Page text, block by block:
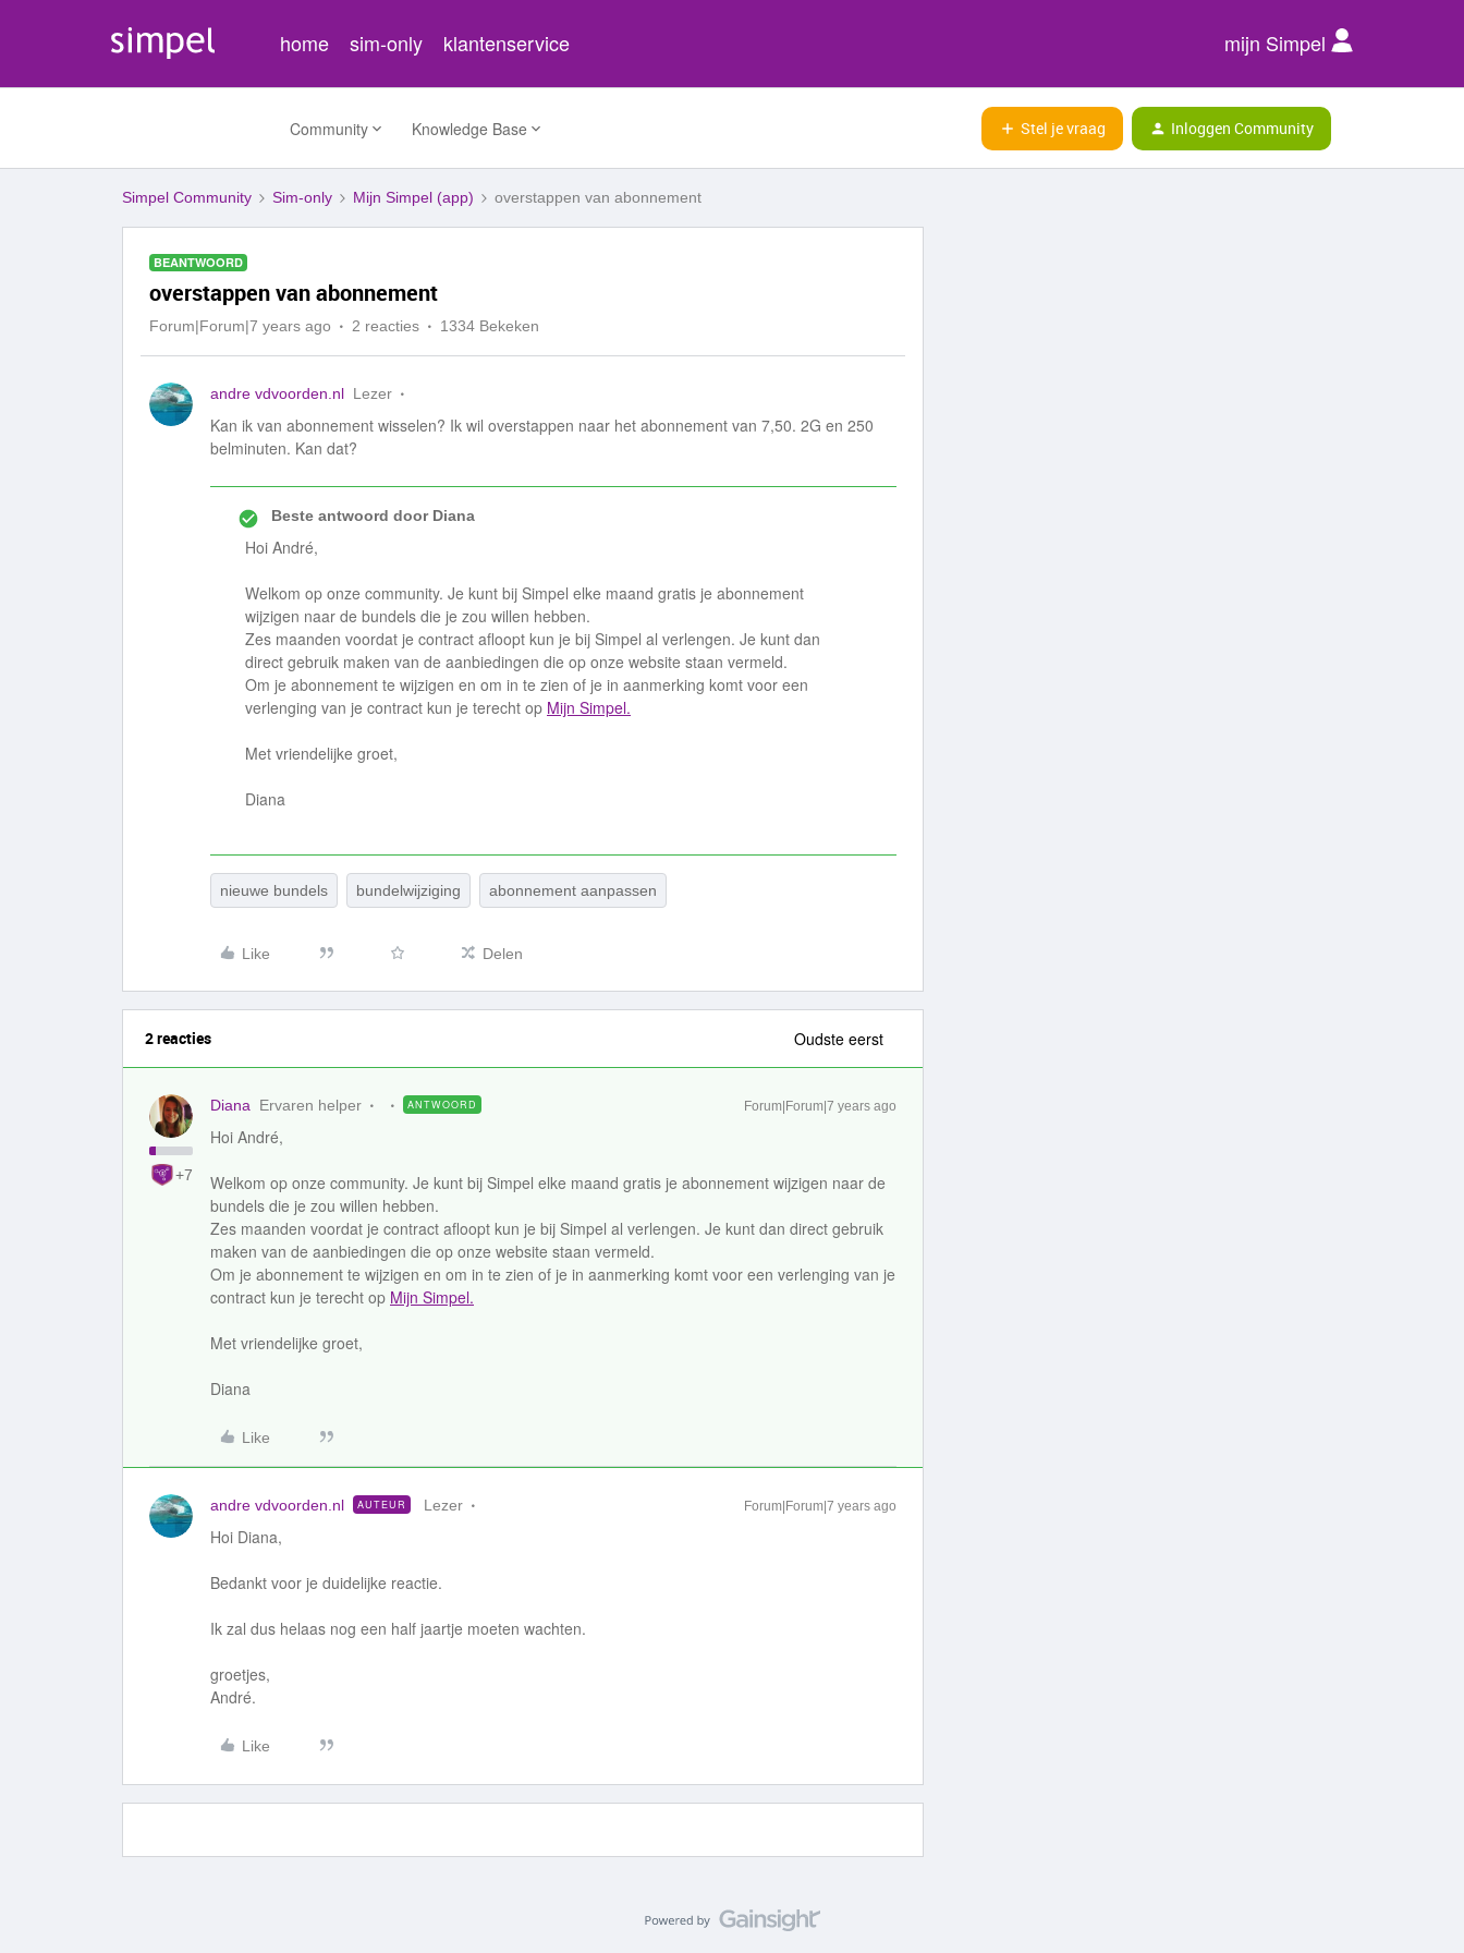
home sim-only klantenservice mijn Simpel
Community Knowledge Base Stel je vraag Inloggen Community
Simpel Community Sim-only Mijn Simpel (app) overstappen van abonnement
BEANTWOORD
overstappen van abonnement
Forum|Forum|7 years ago 2 reacties 1334 Bekeken
andre vdvoorden.nl Lezer
Kan ik van abonnement wisselen? Ik wil overstappen naar het abonnement van 7,50. 2G en 250
belminuten. Kan dat?
Beste antwoord doorDiana
Hoi André,
Welkom op onze community. Je kunt bij Simpel elke maand gratis je abonnement
wijzigen naar de bundels die je zou willen hebben.
Zes maanden voordat je contract afloopt kun je bij Simpel al verlengen. Je kunt dan
direct gebruik maken van de aanbiedingen die op onze website staan vermeld.
Om je abonnement te wijzigen en om in te zien of je in aanmerking komt voor een
verlenging van je contract kun je terecht op Mijn Simpel.
Met vriendelijke groet,
Diana
nieuwe bundels bundelwijziging abonnement aanpassen
Like Delen
2 reacties Oudste eerst
+7
Diana Ervaren helper ANTWOORD Forum|Forum|7 years ago
Hoi André,
Welkom op onze community. Je kunt bij Simpel elke maand gratis je abonnement wijzigen naar de
bundels die je zou willen hebben.
Zes maanden voordat je contract afloopt kun je bij Simpel al verlengen. Je kunt dan direct gebruik
maken van de aanbiedingen die op onze website staan vermeld.
Om je abonnement te wijzigen en om in te zien of je in aanmerking komt voor een verlenging van je
contract kun je terecht op Mijn Simpel.
Met vriendelijke groet,
Diana
Like
andre vdvoorden.nl AUTEUR Lezer Forum|Forum|7 years ago
Hoi Diana,
Bedankt voor je duidelijke reactie.
Ik zal dus helaas nog een half jaartje moeten wachten.
groetjes,
André.
Like